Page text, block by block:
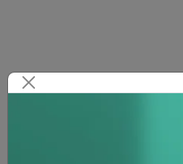
پوست لب را لطیف و نرم